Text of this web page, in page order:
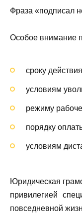
Фраза «подписал
Особое внимание
сроку
условиям
режиму
порядку
условиям
Юридическая
привилегией
повседневной